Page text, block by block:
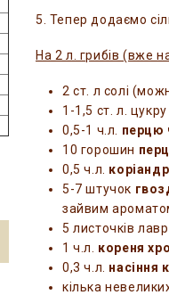
5. Тепер додаємо
На 2 л. грибів (вже
2 ст. л солі
1-1,5 ст. л.
0,5-1 ч.л. перцю
10 горошин
0,5 ч.л.
5-7 штучок
зайвим
5 листочків
1 ч.л. кореня
0,3 ч.л. насіння
кілька